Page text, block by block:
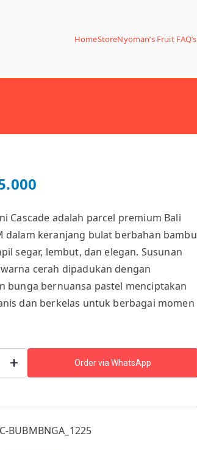
HomeStoreNyoman’s Fruit FAQ’s
Cascade adalah parcel premium Bali
dalam keranjang bulat berbahan bambu
segar, lembut, dan elegan. Susunan
cerah dipadukan dengan
bunga bernuansa pastel menciptakan
dan berkelas untuk berbagai momen
+ Order via WhatsApp
BUBMBNGA_1225